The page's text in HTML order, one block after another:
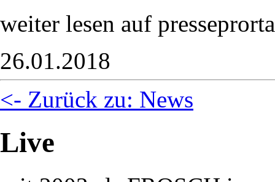
weiter lesen auf
26.01.2018
<- Zurück zu: News
Live